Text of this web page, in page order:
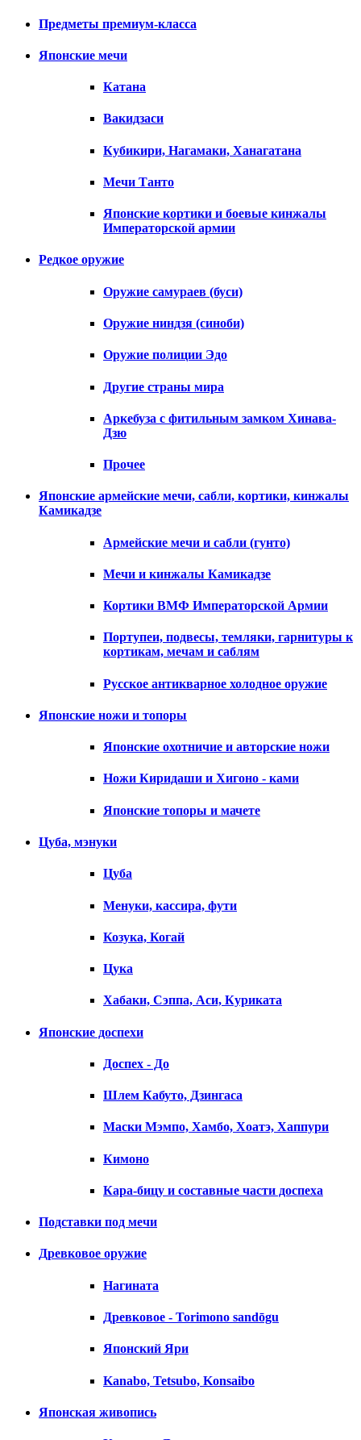
Предметы премиум-класса
Японские мечи
Катана
Вакидзаси
Кубикири, Нагамаки, Ханагатана
Мечи Танто
Японские кортики и боевые кинжалы
Императорской армии
Редкое оружие
Оружие самураев (буси)
Оружие ниндзя (синоби)
Оружие полиции Эдо
Другие страны мира
Аркебуза с фитильным замком Хинава-
Дзю
Прочее
Японские армейские мечи, сабли, кортики, кинжалы
Камикадзе
Армейские мечи и сабли (гунто)
Мечи и кинжалы Камикадзе
Кортики ВМФ Императорской Армии
Портупеи, подвесы, темляки, гарнитуры к
кортикам, мечам и саблям
Русское антикварное холодное оружие
Японские ножи и топоры
Японские охотничие и авторские ножи
Ножи Киридаши и Хигоно - ками
Японские топоры и мачете
Цуба, мэнуки
Цуба
Менуки, кассира, фути
Козука, Когай
Цука
Хабаки, Сэппа, Аси, Куриката
Японские доспехи
Доспех - До
Шлем Кабуто, Дзингаса
Маски Мэмпо, Хамбо, Хоатэ, Хаппури
Кимоно
Кара-бицу и составные части доспеха
Подставки под мечи
Древковое оружие
Нагината
Древковое - Torimono sandōgu
Японский Яри
Kanabo, Tetsubo, Konsaibo
Японская живопись